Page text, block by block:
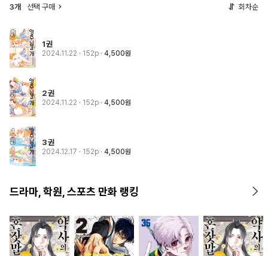
3개 선택 구매 회차순
1권
2024.11.22 · 152p 4,500원
2권
2024.11.22 · 152p 4,500원
3권
2024.12.17 · 152p 4,500원
드라마, 학원, 스포츠 만화 랭킹